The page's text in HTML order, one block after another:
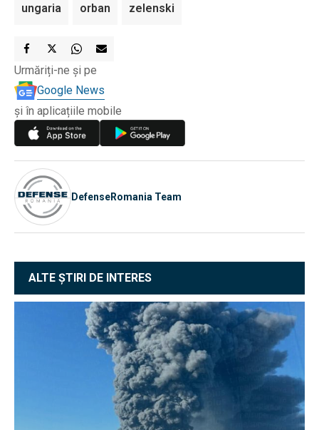
ungaria orban zelenski
Urmăriți-ne și pe
Google News
și în aplicațiile mobile
DefenseRomania Team
ALTE ȘTIRI DE INTERES